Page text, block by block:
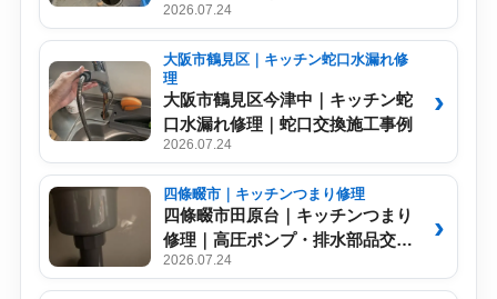
施工事例
2026.07.24
大阪市鶴見区｜キッチン蛇口水漏れ修
理
大阪市鶴見区今津中｜キッチン蛇
口水漏れ修理｜蛇口交換施工事例
2026.07.24
四條畷市｜キッチンつまり修理
四條畷市田原台｜キッチンつまり
修理｜高圧ポンプ・排水部品交換
施工事例
2026.07.24